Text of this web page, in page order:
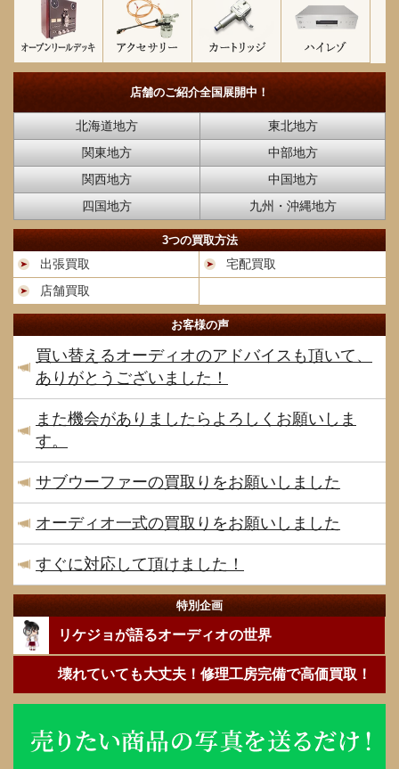
店舗のご紹介全国展開中！
北海道地方
東北地方
関東地方
中部地方
関西地方
中国地方
四国地方
九州・沖縄地方
3つの買取方法
出張買取
宅配買取
店舗買取
お客様の声
買い替えるオーディオのアドバイスも頂いて、
ありがとうございました！
また機会がありましたらよろしくお願いしま
す。
サブウーファーの買取りをお願いしました
オーディオ一式の買取りをお願いしました
すぐに対応して頂けました！
特別企画
リケジョが語るオーディオの世界
壊れていても大丈夫！修理工房完備で高価買取！